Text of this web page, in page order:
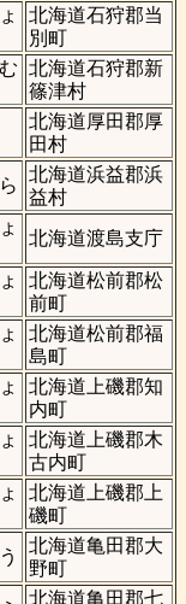
北海道石狩郡当
別町
北海道石狩郡新
篠津村
北海道厚田郡厚
田村
北海道浜益郡浜
益村
北海道渡島支庁
北海道松前郡松
前町
北海道松前郡福
島町
北海道上磯郡知
内町
北海道上磯郡木
古内町
北海道上磯郡上
磯町
北海道亀田郡大
野町
北海道亀田郡七